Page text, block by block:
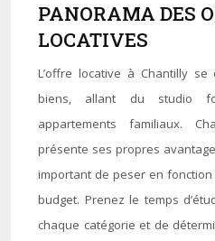
PANORAMA DES
LOCATIVES
L’offre locative à Chantilly se
biens, allant du studio
appartements familiaux.
présente ses propres
important de peser en
budget. Prenez le temps
chaque catégorie et de